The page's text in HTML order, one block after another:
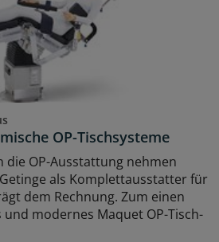
OP-Tischsysteme
die OP-Ausstattung nehmen
als Komplettausstatter für
dem Rechnung. Zum einen
modernes Maquet OP-Tisch-